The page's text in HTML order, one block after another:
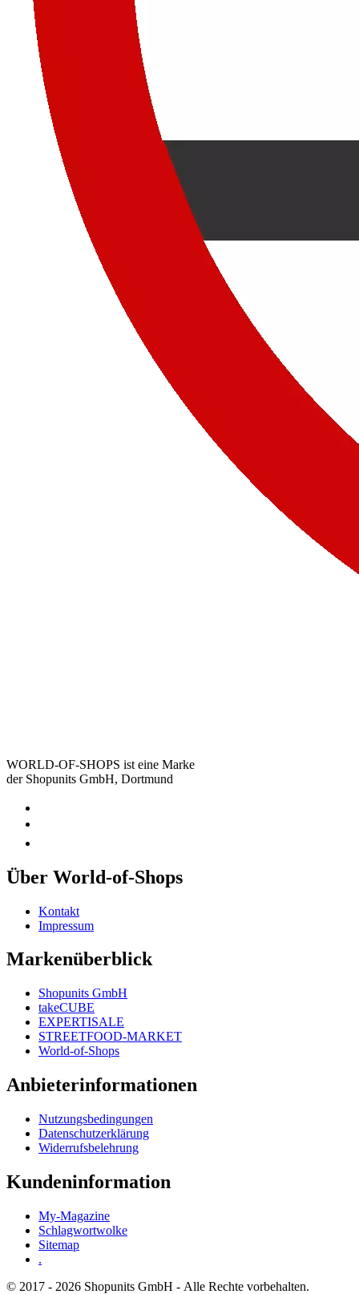
WORLD-OF-SHOPS ist eine Marke
der Shopunits GmbH, Dortmund
Über World-of-Shops
Kontakt
Impressum
Markenüberblick
Shopunits GmbH
takeCUBE
EXPERTISALE
STREETFOOD-MARKET
World-of-Shops
Anbieterinformationen
Nutzungsbedingungen
Datenschutzerklärung
Widerrufsbelehrung
Kundeninformation
My-Magazine
Schlagwortwolke
Sitemap
.
© 2017 - 2026 Shopunits GmbH - Alle Rechte vorbehalten.